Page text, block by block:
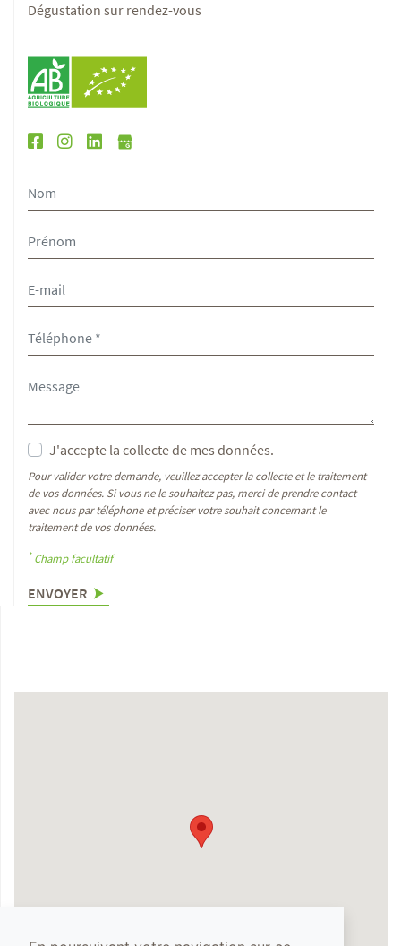
Dégustation sur rendez-vous
J'accepte la collecte de mes données.
Pour valider votre demande, veuillez accepter la collecte et le traitement
de vos données. Si vous ne le souhaitez pas, merci de prendre contact
avec nous par téléphone et préciser votre souhait concernant le
traitement de vos données.
*Champ facultatif
ENVOYER